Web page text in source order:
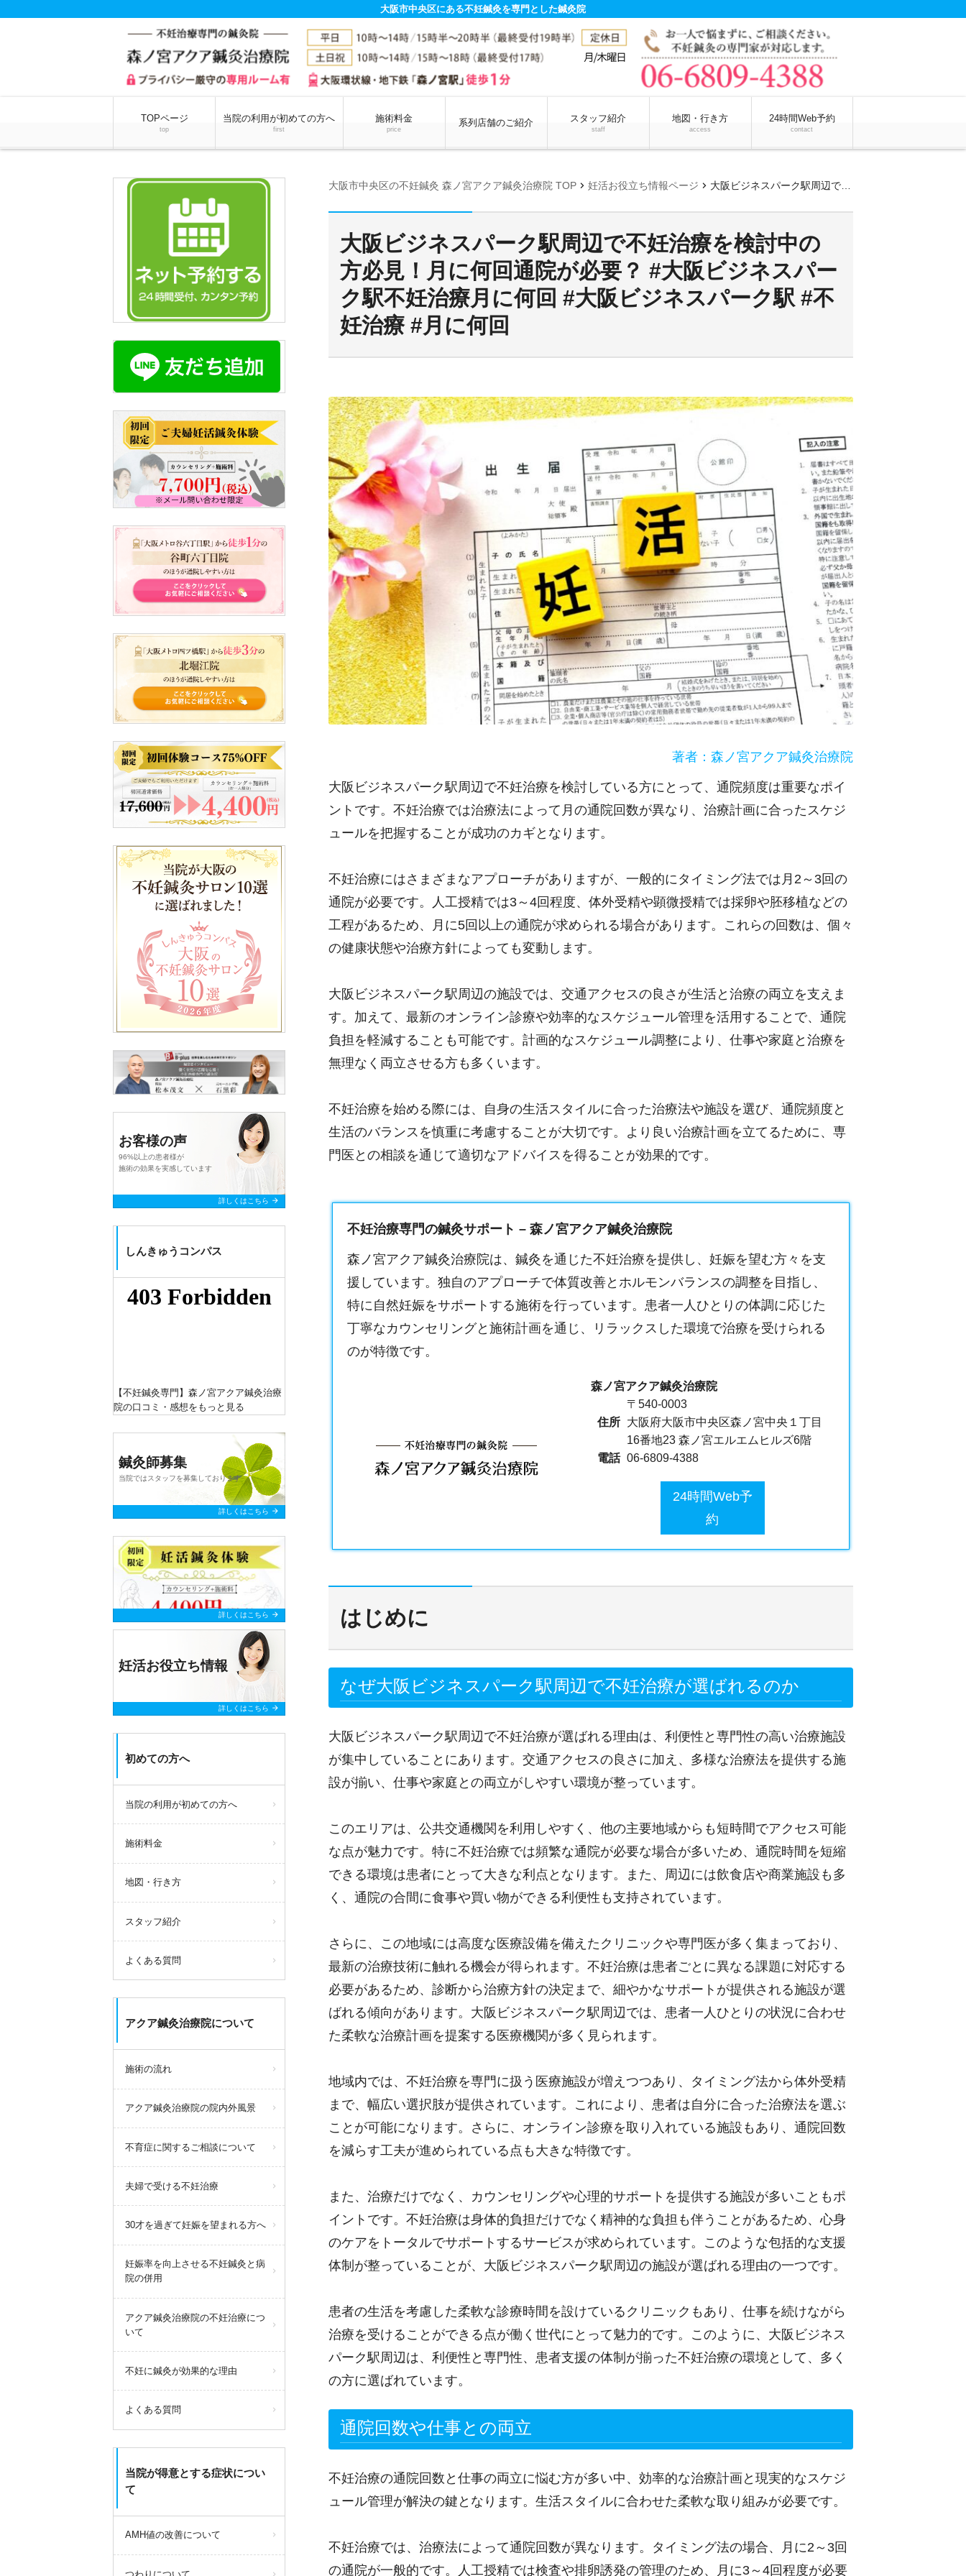
大阪市中央区にある不妊鍼灸を専門とした鍼灸院
TOPページ
top
当院の利用が初めての方へ
first
施術料金
price
系列店舗のご紹介 スタッフ紹介
staff
地図・行き方
access
24時間Web予約
contact
大阪市中央区の不妊鍼灸 森ノ宮アクア鍼灸治療院 TOP chevron_right 妊活お役立ち情報ページ chevron_right 大阪ビジネスパーク駅周辺で不妊治療を検討中の方必見！月に何回通院が必要？ #大阪ビジネスパーク駅不妊治療月に何回 #大阪ビジネスパーク駅 #不妊治療 #月に何回
大阪ビジネスパーク駅周辺で不妊治療を検討中の
方必見！月に何回通院が必要？ #大阪ビジネスパー
ク駅不妊治療月に何回 #大阪ビジネスパーク駅 #不
妊治療 #月に何回
著者：森ノ宮アクア鍼灸治療院
大阪ビジネスパーク駅周辺で不妊治療を検討している方にとって、通院頻度は重要なポイ
ントです。不妊治療では治療法によって月の通院回数が異なり、治療計画に合ったスケジ
ュールを把握することが成功のカギとなります。
不妊治療にはさまざまなアプローチがありますが、一般的にタイミング法では月2～3回の
通院が必要です。人工授精では3～4回程度、体外受精や顕微授精では採卵や胚移植などの
工程があるため、月に5回以上の通院が求められる場合があります。これらの回数は、個々
の健康状態や治療方針によっても変動します。
大阪ビジネスパーク駅周辺の施設では、交通アクセスの良さが生活と治療の両立を支えま
す。加えて、最新のオンライン診療や効率的なスケジュール管理を活用することで、通院
負担を軽減することも可能です。計画的なスケジュール調整により、仕事や家庭と治療を
無理なく両立させる方も多くいます。
不妊治療を始める際には、自身の生活スタイルに合った治療法や施設を選び、通院頻度と
生活のバランスを慎重に考慮することが大切です。より良い治療計画を立てるために、専
門医との相談を通じて適切なアドバイスを得ることが効果的です。
不妊治療専門の鍼灸サポート – 森ノ宮アクア鍼灸治療院
森ノ宮アクア鍼灸治療院は、鍼灸を通じた不妊治療を提供し、妊娠を望む方々を支
援しています。独自のアプローチで体質改善とホルモンバランスの調整を目指し、
特に自然妊娠をサポートする施術を行っています。患者一人ひとりの体調に応じた
丁寧なカウンセリングと施術計画を通じ、リラックスした環境で治療を受けられる
のが特徴です。
森ノ宮アクア鍼灸治療院
住所
〒540-0003
大阪府大阪市中央区森ノ宮中央１丁目
16番地23 森ノ宮エルエムヒルズ6階
電話 06-6809-4388
24時間Web予
約
はじめに
なぜ大阪ビジネスパーク駅周辺で不妊治療が選ばれるのか
大阪ビジネスパーク駅周辺で不妊治療が選ばれる理由は、利便性と専門性の高い治療施設
が集中していることにあります。交通アクセスの良さに加え、多様な治療法を提供する施
設が揃い、仕事や家庭との両立がしやすい環境が整っています。
このエリアは、公共交通機関を利用しやすく、他の主要地域からも短時間でアクセス可能
な点が魅力です。特に不妊治療では頻繁な通院が必要な場合が多いため、通院時間を短縮
できる環境は患者にとって大きな利点となります。また、周辺には飲食店や商業施設も多
く、通院の合間に食事や買い物ができる利便性も支持されています。
さらに、この地域には高度な医療設備を備えたクリニックや専門医が多く集まっており、
最新の治療技術に触れる機会が得られます。不妊治療は患者ごとに異なる課題に対応する
必要があるため、診断から治療方針の決定まで、細やかなサポートが提供される施設が選
ばれる傾向があります。大阪ビジネスパーク駅周辺では、患者一人ひとりの状況に合わせ
た柔軟な治療計画を提案する医療機関が多く見られます。
地域内では、不妊治療を専門に扱う医療施設が増えつつあり、タイミング法から体外受精
まで、幅広い選択肢が提供されています。これにより、患者は自分に合った治療法を選ぶ
ことが可能になります。さらに、オンライン診療を取り入れている施設もあり、通院回数
を減らす工夫が進められている点も大きな特徴です。
また、治療だけでなく、カウンセリングや心理的サポートを提供する施設が多いこともポ
イントです。不妊治療は身体的負担だけでなく精神的な負担も伴うことがあるため、心身
のケアをトータルでサポートするサービスが求められています。このような包括的な支援
体制が整っていることが、大阪ビジネスパーク駅周辺の施設が選ばれる理由の一つです。
患者の生活を考慮した柔軟な診療時間を設けているクリニックもあり、仕事を続けながら
治療を受けることができる点が働く世代にとって魅力的です。このように、大阪ビジネス
パーク駅周辺は、利便性と専門性、患者支援の体制が揃った不妊治療の環境として、多く
の方に選ばれています。
通院回数や仕事との両立
不妊治療の通院回数と仕事の両立に悩む方が多い中、効率的な治療計画と現実的なスケジ
ュール管理が解決の鍵となります。生活スタイルに合わせた柔軟な取り組みが必要です。
不妊治療では、治療法によって通院回数が異なります。タイミング法の場合、月に2～3回
の通院が一般的です。人工授精では検査や排卵誘発の管理のため、月に3～4回程度が必要
お客様の声
96%以上の患者様が
施術の効果を実感しています
詳しくはこちら arrow_forward
しんきゅうコンパス
【不妊鍼灸専門】森ノ宮アクア鍼灸治療
院の口コミ・感想をもっと見る
鍼灸師募集
当院ではスタッフを募集しております
詳しくはこちら arrow_forward
詳しくはこちら arrow_forward
妊活お役立ち情報
詳しくはこちら arrow_forward
初めての方へ
当院の利用が初めての方へ
施術料金
地図・行き方
スタッフ紹介
よくある質問
アクア鍼灸治療院について
施術の流れ
アクア鍼灸治療院の院内外風景
不育症に関するご相談について
夫婦で受ける不妊治療
30才を過ぎて妊娠を望まれる方へ
妊娠率を向上させる不妊鍼灸と病
院の併用
アクア鍼灸治療院の不妊治療につ
いて
不妊に鍼灸が効果的な理由
よくある質問
当院が得意とする症状につい
て
AMH値の改善について